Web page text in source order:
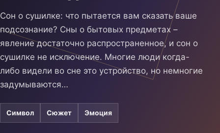
Сон о сушилке: что пытается вам сказать ваше
подсознание? Сны о бытовых предметах –
явление достаточно распространенное, и сон о
сушилке не исключение. Многие люди когда-
либо видели во сне это устройство, но немногие
задумываются…
Символ Сюжет Эмоция